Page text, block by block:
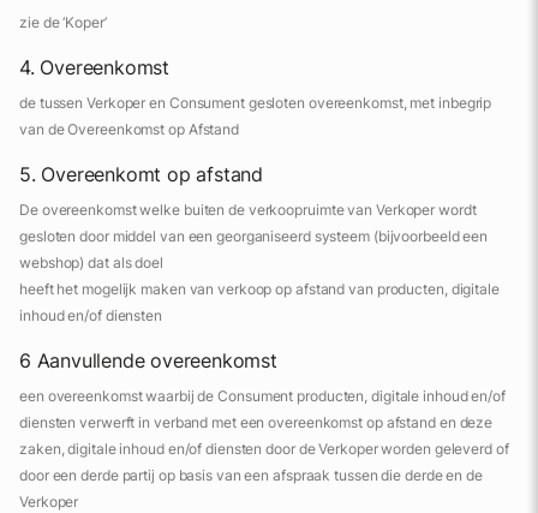
zie de ‘Koper’
4. Overeenkomst
de tussen Verkoper en Consument gesloten overeenkomst, met inbegrip
van de Overeenkomst op Afstand
5. Overeenkomt op afstand
De overeenkomst welke buiten de verkoopruimte van Verkoper wordt
gesloten door middel van een georganiseerd systeem (bijvoorbeeld een
webshop) dat als doel
heeft het mogelijk maken van verkoop op afstand van producten, digitale
inhoud en/of diensten
6 Aanvullende overeenkomst
een overeenkomst waarbij de Consument producten, digitale inhoud en/of
diensten verwerft in verband met een overeenkomst op afstand en deze
zaken, digitale inhoud en/of diensten door de Verkoper worden geleverd of
door een derde partij op basis van een afspraak tussen die derde en de
Verkoper